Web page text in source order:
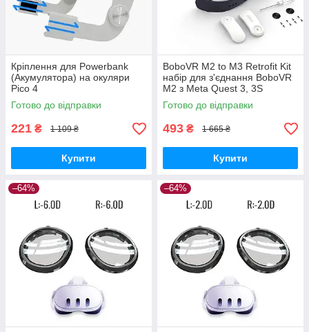
Кріплення для Powerbank
(Акумулятора) на окуляри
Pico 4
Готово до відправки
221 ₴ 1 109 ₴
Купити
BoboVR M2 to M3 Retrofit Kit
набір для з'єднання BoboVR
M2 з Meta Quest 3, 3S
Готово до відправки
493 ₴ 1 665 ₴
Купити
–64% –64%